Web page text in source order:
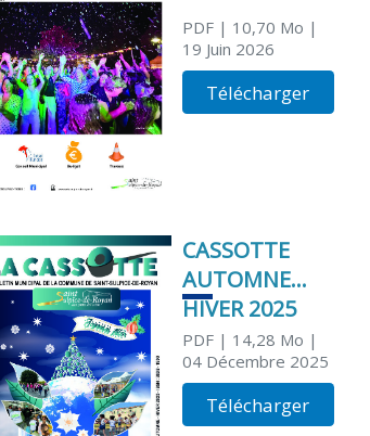
PDF| 10,70 Mo |
19 Juin 2026
Télécharger
CASSOTTE
AUTOMNE
HIVER 2025
PDF| 14,28 Mo |
04 Décembre 2025
Télécharger